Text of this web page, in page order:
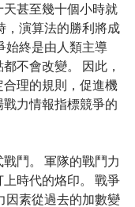
甚至幾十個小時就
，演算法的勝利將成
始終是由人類主導
不會改變。 因此，
理的規則，促進機
力情報指標競爭的
鬥。 軍隊的戰鬥力
時代的烙印。 戰爭
因素從過去的加數變